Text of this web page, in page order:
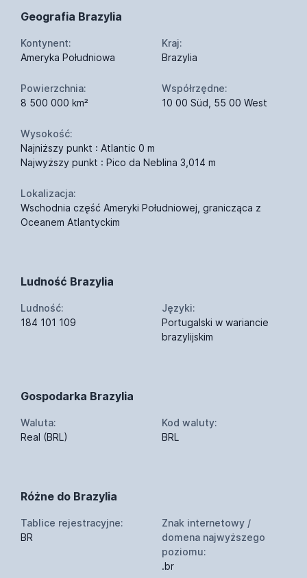
Geografia Brazylia
Kontynent:
Ameryka Południowa
Kraj:
Brazylia
Powierzchnia:
8 500 000 km²
Współrzędne:
10 00 Süd, 55 00 West
Wysokość:
Najniższy punkt : Atlantic 0 m
Najwyższy punkt : Pico da Neblina 3,014 m
Lokalizacja:
Wschodnia część Ameryki Południowej, granicząca z
Oceanem Atlantyckim
Ludność Brazylia
Ludność:
184 101 109
Języki:
Portugalski w wariancie
brazylijskim
Gospodarka Brazylia
Waluta:
Real (BRL)
Kod waluty:
BRL
Różne do Brazylia
Tablice rejestracyjne:
BR
Znak internetowy /
domena najwyższego
poziomu:
.br